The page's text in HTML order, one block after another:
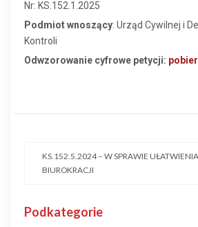
Nr: KS.152.1.2025
Podmiot wnoszący: Urząd Cywilnej i
Kontroli
Odwzorowanie cyfrowe petycji:
KS.152.5.2024 – W SPRAWIE
BIUROKRACJI
Podkategorie